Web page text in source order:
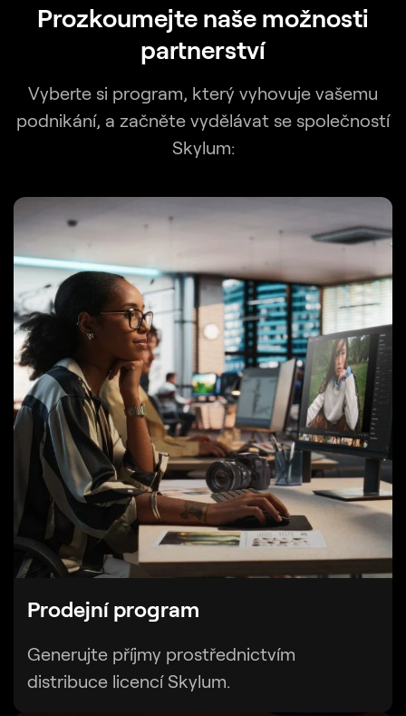
Prozkoumejte naše možnosti
partnerství
Vyberte si program, který vyhovuje vašemu
podnikání, a začněte vydělávat se společností
Skylum:
Prodejní program
Generujte příjmy prostřednictvím
distribuce licencí Skylum.